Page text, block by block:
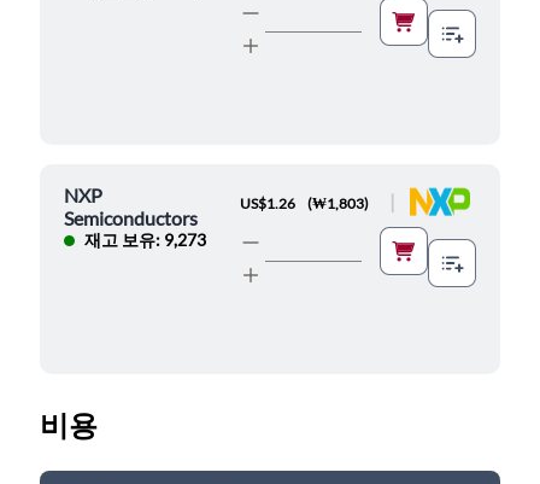
NXP
Semiconductors
재고 보유: 9,273
US$1.26 (₩1,803)
비용